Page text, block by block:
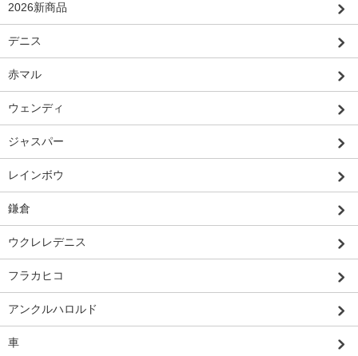
2026新商品
デニス
赤マル
ウェンディ
ジャスパー
レインボウ
鎌倉
ウクレレデニス
フラカヒコ
アンクルハロルド
車